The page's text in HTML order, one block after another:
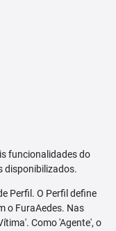
funcionalidades do
disponibilizados.
Perfil. O Perfil define
o FuraAedes. Nas
Como 'Agente', o